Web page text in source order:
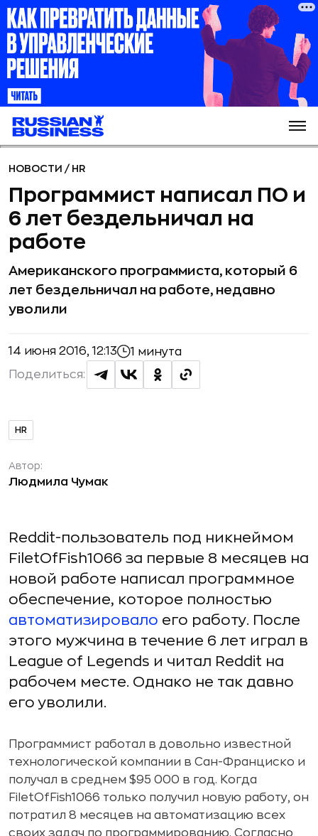
НОВОСТИ / HR
Программист написал ПО и
6 лет бездельничал на
работе
Американского программиста, который 6
лет бездельничал на работе, недавно
уволили
14 июня 2016, 12:13 1 минута
Поделиться:
HR
Автор:
Людмила Чумак
Reddit-пользователь под никнеймом
FiletOfFish1066 за первые 8 месяцев на
новой работе написал программное
обеспечение, которое полностью
автоматизировало его работу. После
этого мужчина в течение 6 лет играл в
League of Legends и читал Reddit на
рабочем месте. Однако не так давно
его уволили.
Программист работал в довольно известной
технологической компании в Сан-Франциско и
получал в среднем $95 000 в год. Когда
FiletOfFish1066 только получил новую работу, он
потратил 8 месяцев на автоматизацию всех
своих задач по программированию. Согласно